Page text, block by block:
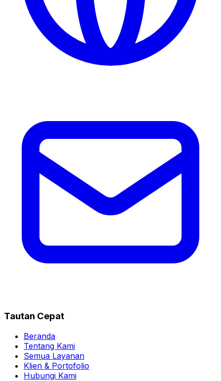
Tautan Cepat
Beranda
Tentang Kami
Semua Layanan
Klien & Portofolio
Hubungi Kami